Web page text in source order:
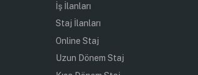
İş İlanları
Staj İlanları
Online Staj
Uzun Dönem Staj